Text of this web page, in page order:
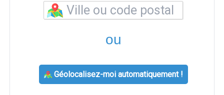
ou
Géolocalisez-moi automatiquement !